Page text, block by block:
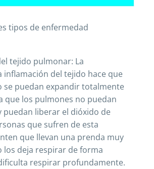
tipos de enfermedad
tejido pulmonar: La
inflamación del tejido hace que
se puedan expandir totalmente
que los pulmones no puedan
puedan liberar el dióxido de
que sufren de esta
que llevan una prenda muy
los deja respirar de forma
respirar profundamente.